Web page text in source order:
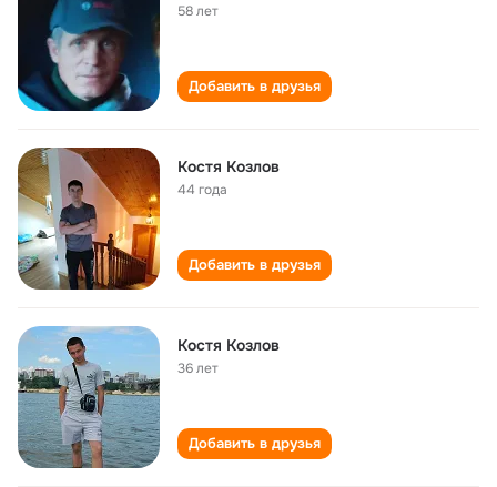
58 лет
Добавить в друзья
Костя Козлов
44 года
Добавить в друзья
Костя Козлов
36 лет
Добавить в друзья